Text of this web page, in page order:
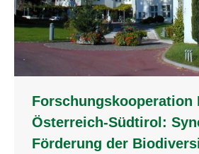
Forschungskooperation
Österreich-Südtirol:
Förderung der